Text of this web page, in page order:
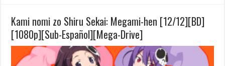
Kami nomi zo Shiru Sekai: Megami-hen [12/12][BD]
[1080p][Sub-Español][Mega-Drive]